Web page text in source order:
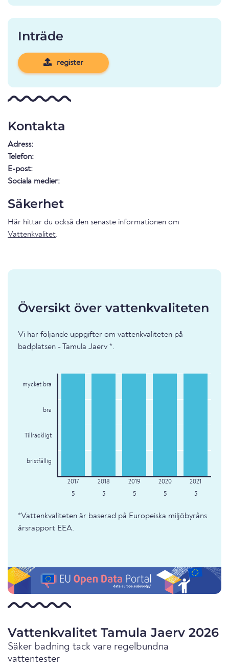
Inträde
register
Kontakta
Adress:
Telefon:
E-post:
Sociala medier:
Säkerhet
Här hittar du också den senaste informationen om
Vattenkvalitet.
Översikt över vattenkvaliteten
Vi har följande uppgifter om vattenkvaliteten på
badplatsen - Tamula Jaerv *.
mycket bra
bra
Tillräckligt
bristfällig
5 5 5 5 5
*Vattenkvaliteten är baserad på Europeiska miljöbyråns
årsrapport EEA.
Vattenkvalitet Tamula Jaerv 2026
Säker badning tack vare regelbundna
vattentester